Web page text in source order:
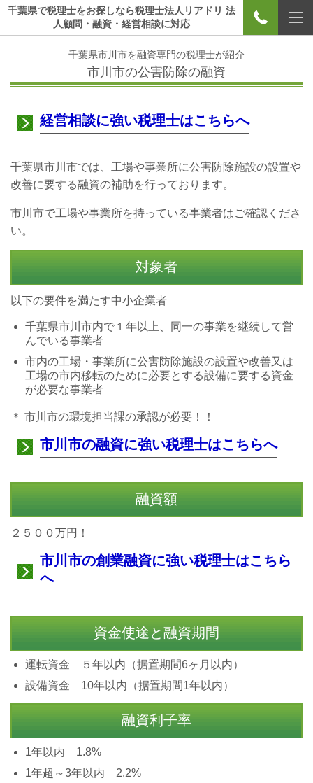
千葉県で税理士をお探しなら税理士法人リアドリ 法
人顧問・融資・経営相談に対応
千葉県市川市を融資専門の税理士が紹介
市川市の公害防除の融資
経営相談に強い税理士はこちらへ
千葉県市川市では、工場や事業所に公害防除施設の設置や
改善に要する融資の補助を行っております。
市川市で工場や事業所を持っている事業者はご確認くださ
い。
対象者
以下の要件を満たす中小企業者
千葉県市川市内で１年以上、同一の事業を継続して営
んでいる事業者
市内の工場・事業所に公害防除施設の設置や改善又は
工場の市内移転のために必要とする設備に要する資金
が必要な事業者
＊ 市川市の環境担当課の承認が必要！！
市川市の融資に強い税理士はこちらへ
融資額
２５００万円！
市川市の創業融資に強い税理士はこちら
へ
資金使途と融資期間
運転資金 ５年以内（据置期間6ヶ月以内）
設備資金 10年以内（据置期間1年以内）
融資利子率
1年以内 1.8%
1年超～3年以内 2.2%